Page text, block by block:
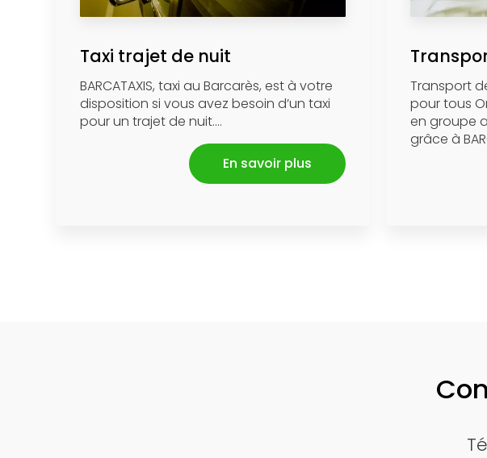
Taxi trajet de nuit
BARCATAXIS, taxi au Barcarès, est à votre
disposition si vous avez besoin d’un taxi
pour un trajet de nuit....
En savoir plus
Transport
pour tous
en groupe
grâce à